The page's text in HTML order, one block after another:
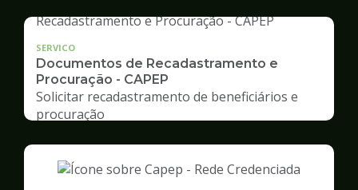
SERVICO
Documentos de Recadastramento e
Procuração - CAPEP
Solicitar recadastramento de beneficiários e
procuração